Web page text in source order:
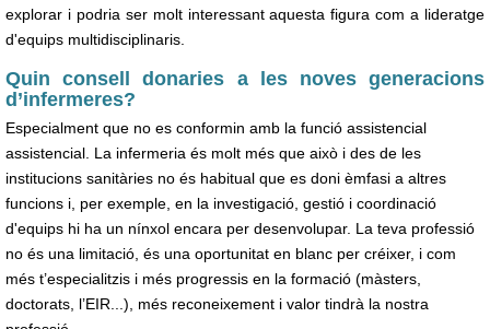
explorar i podria ser molt interessant aquesta figura com a lideratge
d'equips multidisciplinaris.
Quin consell donaries a les noves generacions
d’infermeres?
Especialment que no es conformin amb la funció assistencial
assistencial. La infermeria és molt més que això i des de les
institucions sanitàries no és habitual que es doni èmfasi a altres
funcions i, per exemple, en la investigació, gestió i coordinació
d'equips hi ha un nínxol encara per desenvolupar. La teva professió
no és una limitació, és una oportunitat en blanc per créixer, i com
més t’especialitzis i més progressis en la formació (màsters,
doctorats, l’EIR...), més reconeixement i valor tindrà la nostra